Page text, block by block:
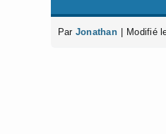
Par Jonathan Modifié